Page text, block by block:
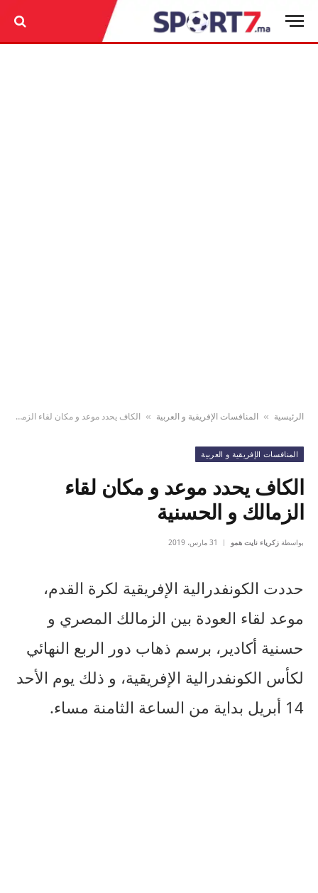
الرئيسية » المنافسات الإفريقية و العربية » الكاف يحدد موعد و مكان لقاء الزمالك و الحسنية
المنافسات الإفريقية و العربية
الكاف يحدد موعد و مكان لقاء
الزمالك و الحسنية
بواسطة زكرياء نايت همو 31 مارس، 2019
حددت الكونفدرالية الإفريقية لكرة القدم،
موعد لقاء العودة بين الزمالك المصري و
حسنية أكادير، برسم ذهاب دور الربع النهائي
لكأس الكونفدرالية الإفريقية، و ذلك يوم الأحد
14 أبريل بداية من الساعة الثامنة مساء.